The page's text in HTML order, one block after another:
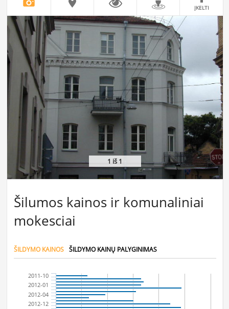
ĮKELTI
1 iš 1
Šilumos kainos ir komunaliniai
mokesciai
ŠILDYMO KAINOS ŠILDYMO KAINŲ PALYGINIMAS
2011-10
2012-01
2012-04
2012-12